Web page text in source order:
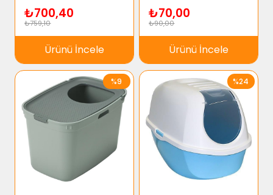
₺700,40
₺759,10
Ürünü İncele
₺70,00
₺90,00
Ürünü İncele
%9 %24